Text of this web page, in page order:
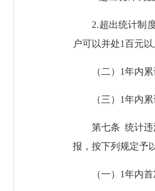
2.超出统计制度
户可以并处1百元
（二）1年内累计
（三）1年内累计
第七条 统计违法
报，按下列规定予
（一）1年内首次